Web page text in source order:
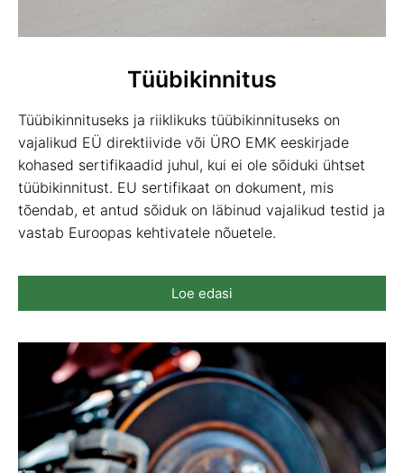
Tüübikinnitus
Tüübikinnituseks ja riiklikuks tüübikinnituseks on
vajalikud EÜ direktiivide või ÜRO EMK eeskirjade
kohased sertifikaadid juhul, kui ei ole sõiduki ühtset
tüübikinnitust. EU sertifikaat on dokument, mis
tõendab, et antud sõiduk on läbinud vajalikud testid ja
vastab Euroopas kehtivatele nõuetele.
Loe edasi